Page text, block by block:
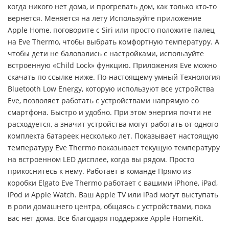
когда никого нет дома, и прогревать дом, как только кто-то
вернется. Меняется на лету Используйте приложение
Apple Home, поговорите с Siri или просто положите палец
на Eve Thermo, чтобы выбрать комфортную температуру. А
чтобы дети не баловались с настройками, используйте
встроенную «Child Lock» функцию. Приложения Eve можно
скачать по ссылке ниже. По-настоящему умный Технология
Bluetooth Low Energy, которую используют все устройства
Eve, позволяет работать с устройствами напрямую со
смартфона. Быстро и удобно. При этом энергия почти не
расходуется, а значит устройства могут работать от одного
комплекта батареек несколько лет. Показывает настоящую
температуру Eve Thermo показывает текущую температуру
на встроенном LED дисплее, когда вы рядом. Просто
прикоснитесь к нему. Работает в команде Прямо из
коробки Elgato Eve Thermo работает с вашими iPhone, iPad,
iPod и Apple Watch. Ваш Apple TV или iPad могут выступать
в роли домашнего центра, общаясь с устройствами, пока
вас нет дома. Все благодаря поддержке Apple HomeKit.